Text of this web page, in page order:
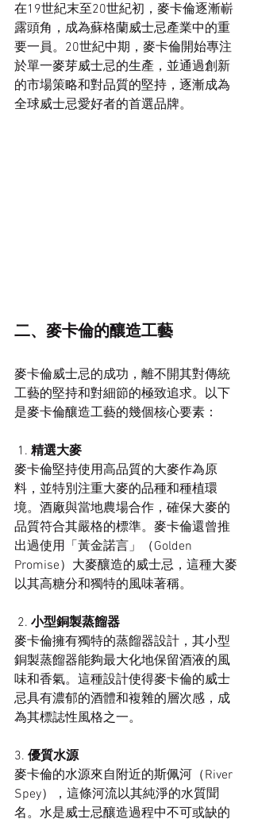
在19世紀末至20世紀初，麥卡倫逐漸嶄
露頭角，成為蘇格蘭威士忌產業中的重
要一員。20世紀中期，麥卡倫開始專注
於單一麥芽威士忌的生產，並通過創新
的市場策略和對品質的堅持，逐漸成為
全球威士忌愛好者的首選品牌。
二、麥卡倫的釀造工藝
麥卡倫威士忌的成功，離不開其對傳統
工藝的堅持和對細節的極致追求。以下
是麥卡倫釀造工藝的幾個核心要素：
1. 精選大麥
麥卡倫堅持使用高品質的大麥作為原
料，並特別注重大麥的品種和種植環
境。酒廠與當地農場合作，確保大麥的
品質符合其嚴格的標準。麥卡倫還曾推
出過使用「黃金諾言」（Golden
Promise）大麥釀造的威士忌，這種大麥
以其高糖分和獨特的風味著稱。
2. 小型銅製蒸餾器
麥卡倫擁有獨特的蒸餾器設計，其小型
銅製蒸餾器能夠最大化地保留酒液的風
味和香氣。這種設計使得麥卡倫的威士
忌具有濃郁的酒體和複雜的層次感，成
為其標誌性風格之一。
3. 優質水源
麥卡倫的水源來自附近的斯佩河（River
Spey），這條河流以其純淨的水質聞
名。水是威士忌釀造過程中不可或缺的